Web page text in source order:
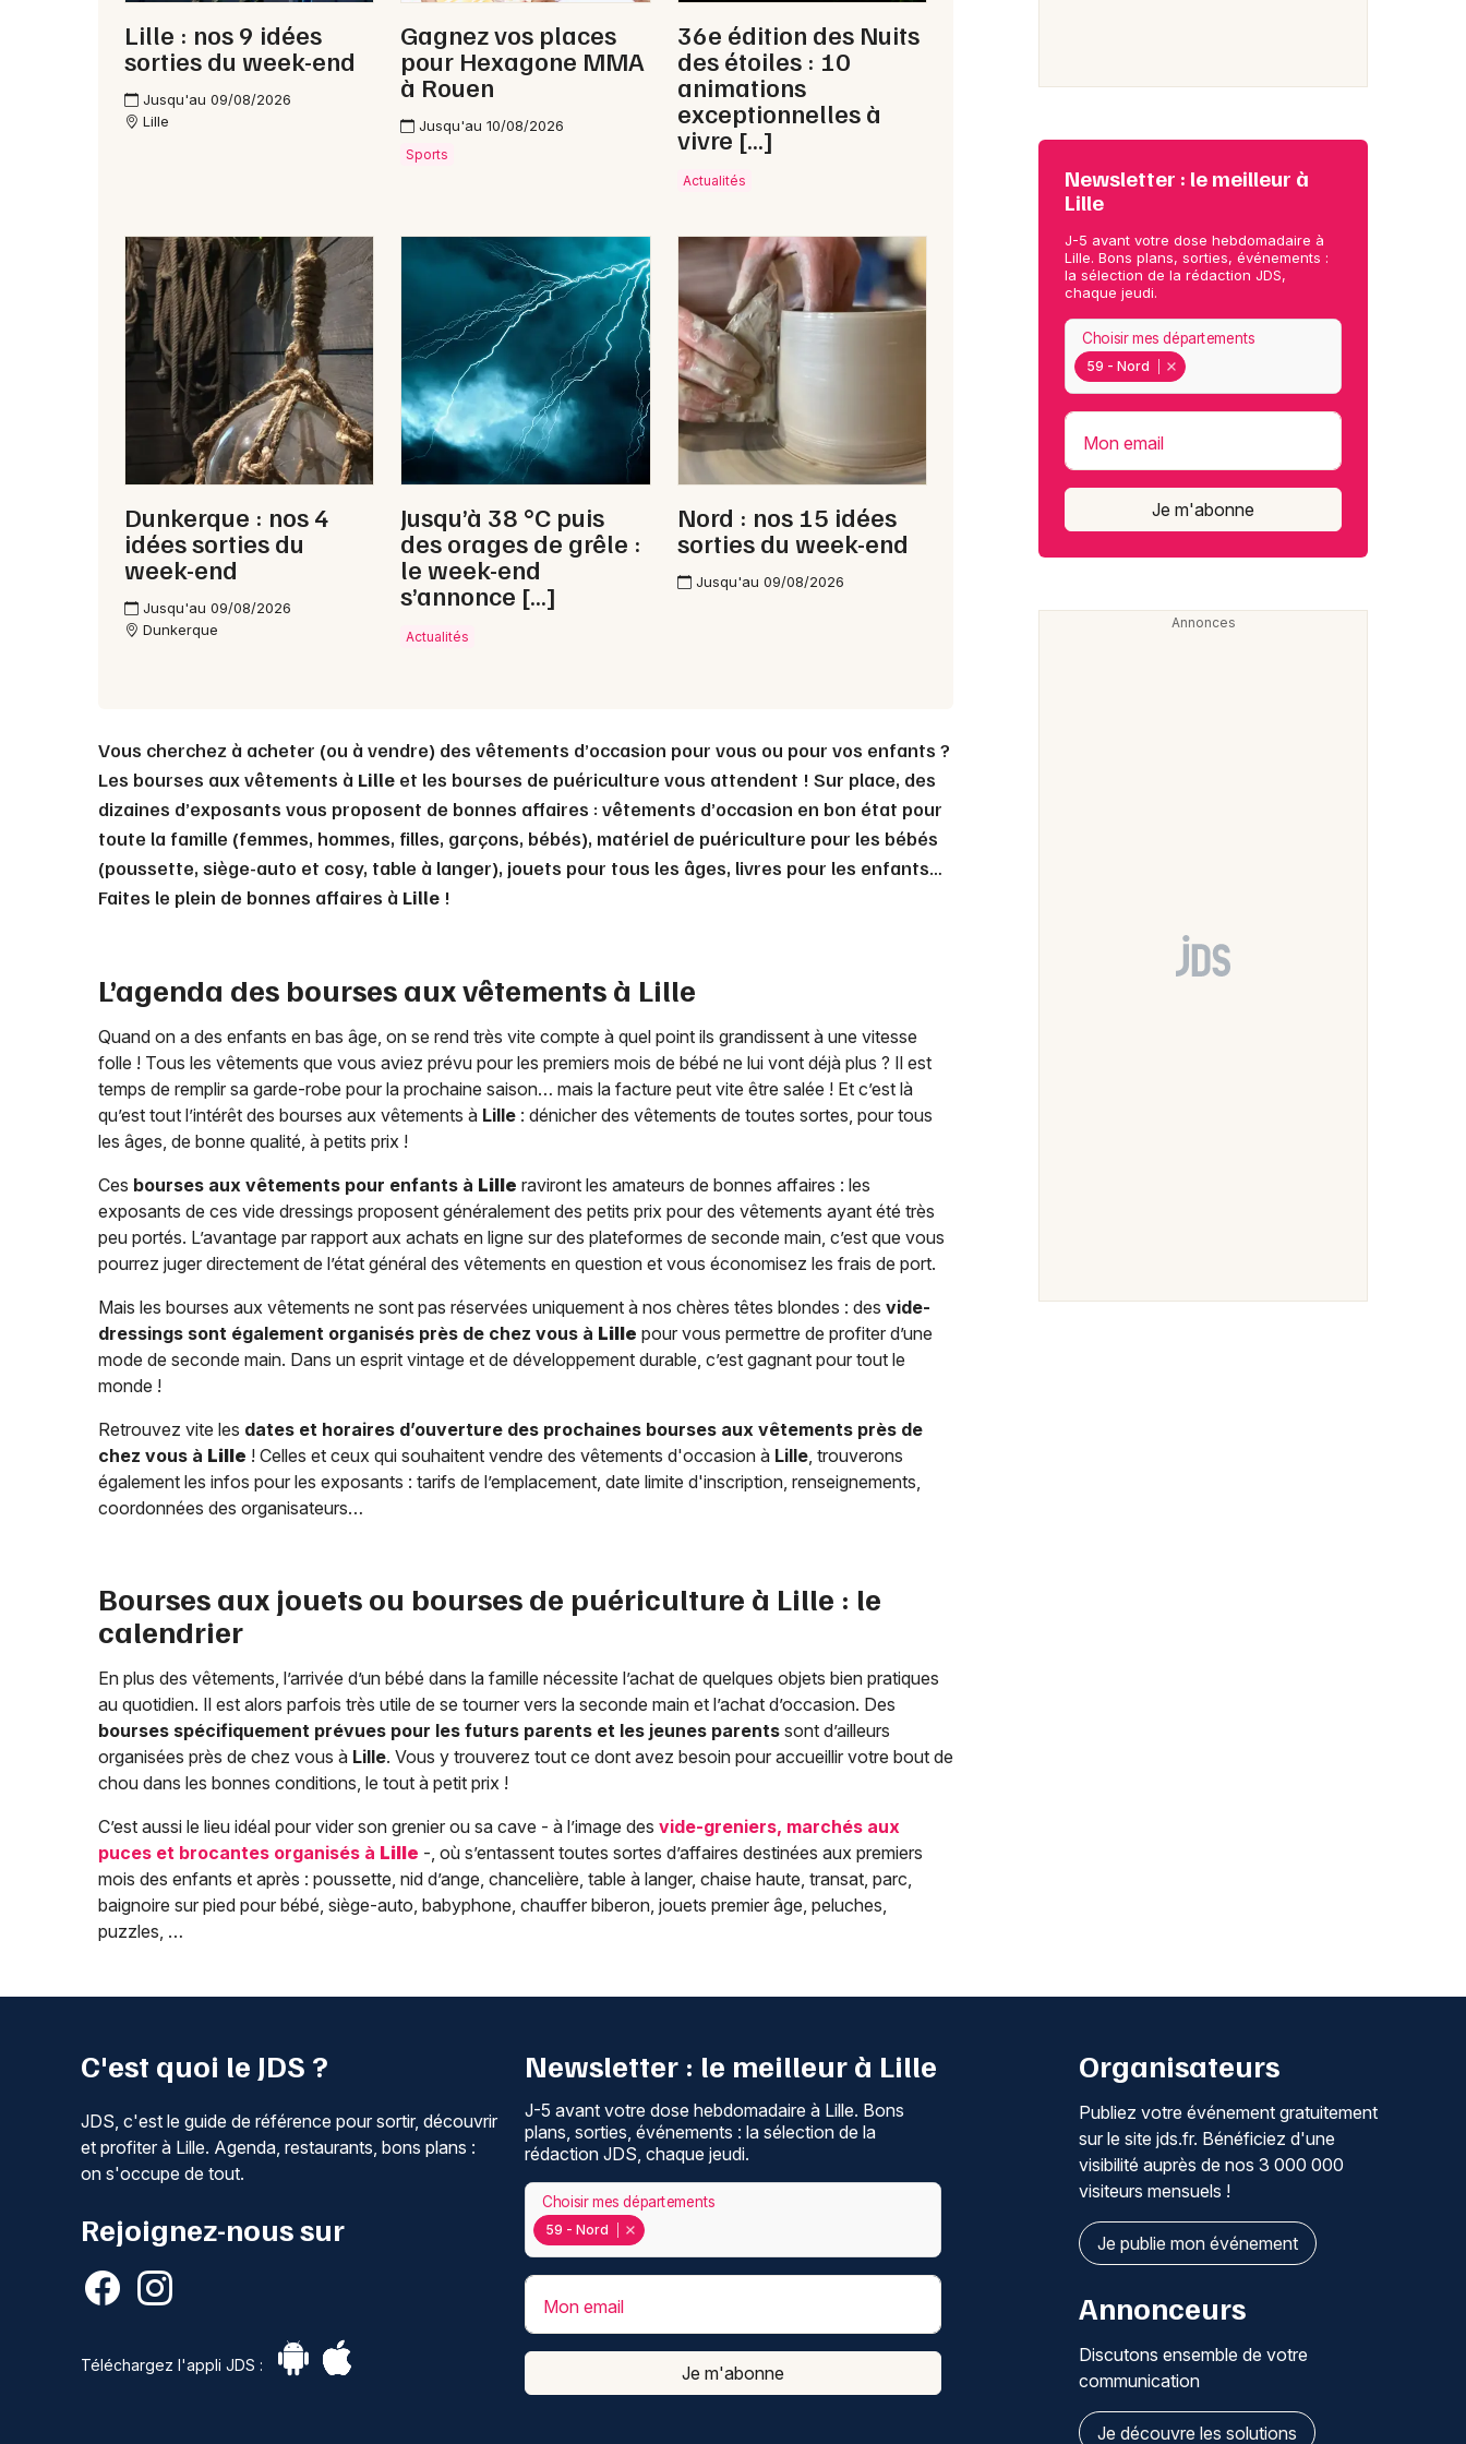
France
Newsletter des sorties
Actus à Lille
Magazine à Lille
Choisir mes départements
Lille : nos 9 idées
sorties du week-end
Jusqu'au 09/08/2026
Lille
Gagnez vos places
pour Hexagone MMA
à Rouen
Jusqu'au 10/08/2026
Sports
36e édition des Nuits
des étoiles : 10
animations
exceptionnelles à
vivre […]
Actualités
Dunkerque : nos 4
idées sorties du
week-end
Jusqu'au 09/08/2026
Dunkerque
Jusqu’à 38 °C puis
des orages de grêle :
le week-end
s’annonce […]
Actualités
Nord : nos 15 idées
sorties du week-end
Jusqu'au 09/08/2026
Vous cherchez à acheter (ou à vendre) des vêtements d’occasion pour vous ou pour vos enfants ?
Les bourses aux vêtements à Lille et les bourses de puériculture vous attendent ! Sur place, des
dizaines d’exposants vous proposent de bonnes affaires : vêtements d’occasion en bon état pour
toute la famille (femmes, hommes, filles, garçons, bébés), matériel de puériculture pour les bébés
(poussette, siège-auto et cosy, table à langer), jouets pour tous les âges, livres pour les enfants…
Faites le plein de bonnes affaires à Lille !
L’agenda des bourses aux vêtements à Lille
Quand on a des enfants en bas âge, on se rend très vite compte à quel point ils grandissent à une vitesse
folle ! Tous les vêtements que vous aviez prévu pour les premiers mois de bébé ne lui vont déjà plus ? Il est
temps de remplir sa garde-robe pour la prochaine saison… mais la facture peut vite être salée ! Et c’est là
qu’est tout l’intérêt des bourses aux vêtements à Lille : dénicher des vêtements de toutes sortes, pour tous
les âges, de bonne qualité, à petits prix !
Ces bourses aux vêtements pour enfants à Lille raviront les amateurs de bonnes affaires : les
exposants de ces vide dressings proposent généralement des petits prix pour des vêtements ayant été très
peu portés. L’avantage par rapport aux achats en ligne sur des plateformes de seconde main, c’est que vous
pourrez juger directement de l’état général des vêtements en question et vous économisez les frais de port.
Mais les bourses aux vêtements ne sont pas réservées uniquement à nos chères têtes blondes : des vide-
dressings sont également organisés près de chez vous à Lille pour vous permettre de profiter d’une
mode de seconde main. Dans un esprit vintage et de développement durable, c’est gagnant pour tout le
monde !
Retrouvez vite les dates et horaires d’ouverture des prochaines bourses aux vêtements près de
chez vous à Lille ! Celles et ceux qui souhaitent vendre des vêtements d'occasion à Lille, trouverons
également les infos pour les exposants : tarifs de l’emplacement, date limite d'inscription, renseignements,
coordonnées des organisateurs…
Bourses aux jouets ou bourses de puériculture à Lille : le
calendrier
En plus des vêtements, l’arrivée d’un bébé dans la famille nécessite l’achat de quelques objets bien pratiques
au quotidien. Il est alors parfois très utile de se tourner vers la seconde main et l’achat d’occasion. Des
bourses spécifiquement prévues pour les futurs parents et les jeunes parents sont d’ailleurs
organisées près de chez vous à Lille. Vous y trouverez tout ce dont avez besoin pour accueillir votre bout de
chou dans les bonnes conditions, le tout à petit prix !
C’est aussi le lieu idéal pour vider son grenier ou sa cave - à l’image des vide-greniers, marchés aux
puces et brocantes organisés à Lille -, où s’entassent toutes sortes d’affaires destinées aux premiers
mois des enfants et après : poussette, nid d’ange, chancelière, table à langer, chaise haute, transat, parc,
baignoire sur pied pour bébé, siège-auto, babyphone, chauffer biberon, jouets premier âge, peluches,
puzzles, …
Newsletter : le meilleur à
Lille
J-5 avant votre dose hebdomadaire à
Lille. Bons plans, sorties, événements :
la sélection de la rédaction JDS,
chaque jeudi.
59 - Nord
Choisir mes départements
Mon email
Je m'abonne
C'est quoi le JDS ?
JDS, c'est le guide de référence pour sortir, découvrir
et profiter à Lille. Agenda, restaurants, bons plans :
on s'occupe de tout.
Rejoignez-nous sur
Téléchargez l'appli JDS :
Newsletter : le meilleur à Lille
J-5 avant votre dose hebdomadaire à Lille. Bons
plans, sorties, événements : la sélection de la
rédaction JDS, chaque jeudi.
59 - Nord
Choisir mes départements
Mon email
Je m'abonne
Organisateurs
Publiez votre événement gratuitement
sur le site jds.fr. Bénéficiez d'une
visibilité auprès de nos 3 000 000
visiteurs mensuels !
Je publie mon événement
Annonceurs
Discutons ensemble de votre
communication
Je découvre les solutions